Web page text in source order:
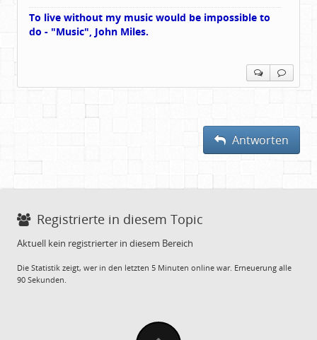
To live without my music would be impossible to
do - "Music", John Miles.
Antworten
Registrierte in diesem Topic
Aktuell kein registrierter in diesem Bereich
Die Statistik zeigt, wer in den letzten 5 Minuten online war. Erneuerung alle
90 Sekunden.